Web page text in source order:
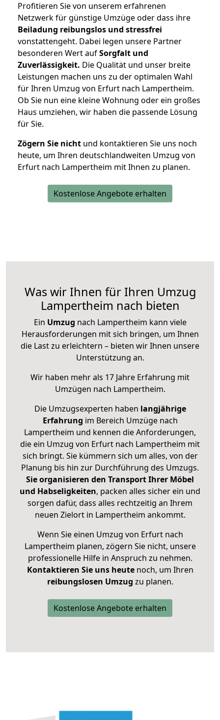
Profitieren Sie von unserem erfahrenen
Netzwerk für günstige Umzüge oder dass ihre
Beiladung reibungslos und stressfrei
vonstattengeht. Dabei legen unsere Partner
besonderen Wert aufSorgfalt und
Zuverlässigkeit. Die Qualität und unser breite
Leistungen machen uns zu der optimalen Wahl
für Ihren Umzug von Erfurt nach Lampertheim.
Ob Sie nun eine kleine Wohnung oder ein großes
Haus umziehen, wir haben die passende Lösung
für Sie.
Zögern Sie nicht und kontaktieren Sie uns noch
heute, um Ihren deutschlandweiten Umzug von
Erfurt nach Lampertheim mit Ihnen zu planen.
Kostenlose Angebote erhalten
Was wir Ihnen für Ihren Umzug
Lampertheim nach bieten
Ein Umzug nach Lampertheim kann viele
Herausforderungen mit sich bringen, um Ihnen
die Last zu erleichtern – bieten wir Ihnen unsere
Unterstützung an.
Wir haben mehr als 17 Jahre Erfahrung mit
Umzügen nach Lampertheim.
Die Umzugsexperten haben langjährige
Erfahrung im Bereich Umzüge nach
Lampertheim und kennen die Anforderungen,
die ein Umzug von Erfurt nach Lampertheim mit
sich bringt. Sie kümmern sich um alles, von der
Planung bis hin zur Durchführung des Umzugs.
Sie organisieren den Transport Ihrer Möbel
und Habseligkeiten, packen alles sicher ein und
sorgen dafür, dass alles rechtzeitig an Ihrem
neuen Zielort in Lampertheim ankommt.
Wenn Sie einen Umzug von Erfurt nach
Lampertheim planen, zögern Sie nicht, unsere
professionelle Hilfe in Anspruch zu nehmen.
Kontaktieren Sie uns heutenoch, um Ihren
reibungslosen Umzug zu planen.
Kostenlose Angebote erhalten